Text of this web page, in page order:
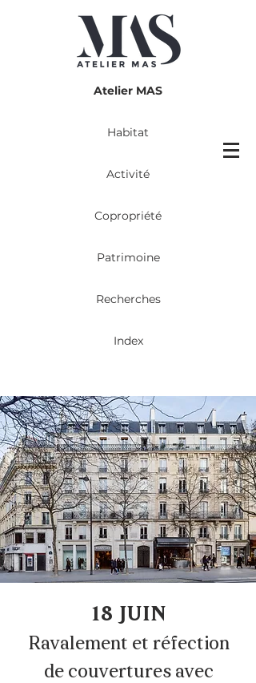
Atelier MAS
Habitat
Activité
Copropriété
Patrimoine
Recherches
Index
18 JUIN
Ravalement et réfection
de couvertures avec